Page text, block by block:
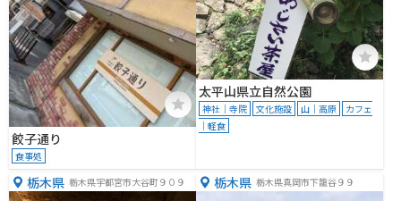
餃子通り
食事処
太平山県立自然公園
神社｜寺院 文化施設 山｜高原
カフェ
｜軽食
栃木県 栃木県宇都宮市大谷町９０９ 栃木県 栃木県真岡市下籠谷９９